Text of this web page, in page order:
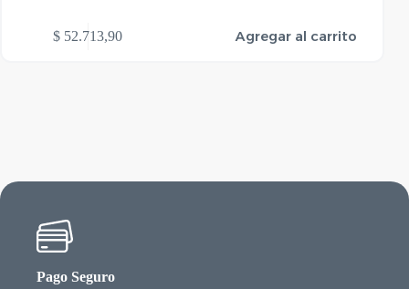
$ 52.713,90 Agregar al carrito
Pago Seguro